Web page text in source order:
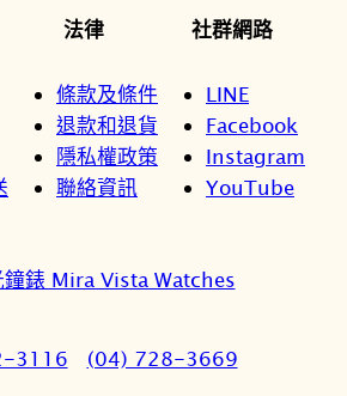
法律
條款及條件
退款和退貨
隱私權政策
聯絡資訊
社群網路
LINE
Facebook
Instagram
YouTube
鐘錶 Mira Vista Watches
3116 (04) 728-3669